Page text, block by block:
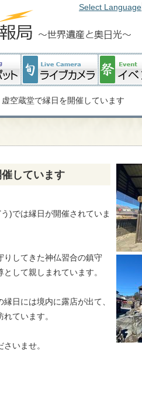
Select Language
空蔵堂で縁日を開催しています
しています
)では縁日が開催されていま
りしてきた神仏習合の鎮守
して親しまれています。
日には境内に露店が出て、
ています。
いませ。